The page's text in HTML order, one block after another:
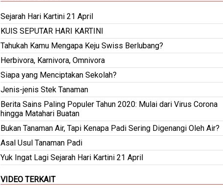
Sejarah Hari Kartini 21 April
KUIS SEPUTAR HARI KARTINI
Tahukah Kamu Mengapa Keju Swiss Berlubang?
Herbivora, Karnivora, Omnivora
Siapa yang Menciptakan Sekolah?
Jenis-jenis Stek Tanaman
Berita Sains Paling Populer Tahun 2020: Mulai dari Virus Corona
hingga Matahari Buatan
Bukan Tanaman Air, Tapi Kenapa Padi Sering Digenangi Oleh Air?
Asal Usul Tanaman Padi
Yuk Ingat Lagi Sejarah Hari Kartini 21 April
VIDEO TERKAIT